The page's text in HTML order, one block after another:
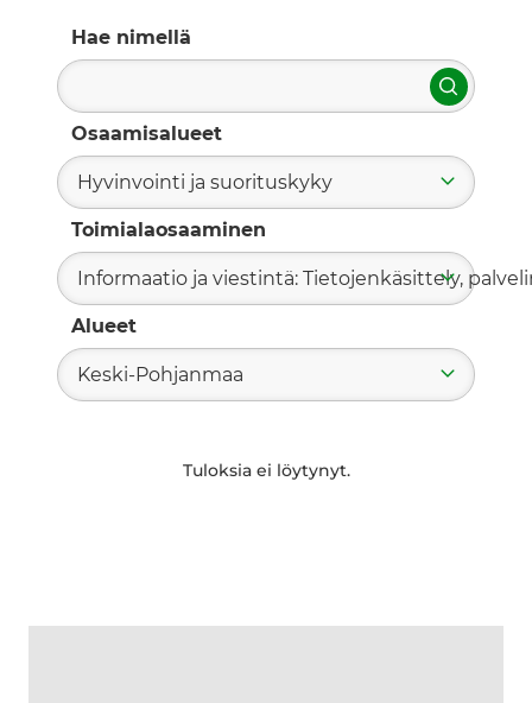
Hae nimellä
Hae
Osaamisalueet
Hyvinvointi ja suorituskyky
Toimialaosaaminen
Informaatio ja viestintä: Tietojenkäsittely,
Alueet
Keski-Pohjanmaa
Tuloksia ei löytynyt.